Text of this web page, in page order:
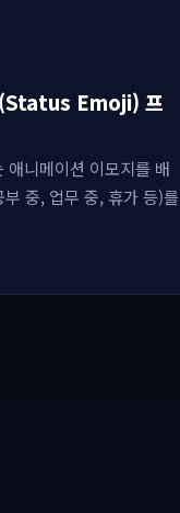
(Status Emoji) 프
애니메이션 이모지를 배
중, 업무 중, 휴가 등)를